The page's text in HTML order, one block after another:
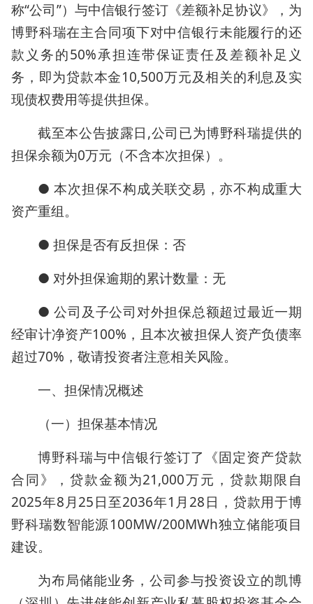
称“公司”）与中信银行签订《差额补足协议》，为
博野科瑞在主合同项下对中信银行未能履行的还
款义务的50%承担连带保证责任及差额补足义
务，即为贷款本金10,500万元及相关的利息及实
现债权费用等提供担保。
截至本公告披露日,公司已为博野科瑞提供的
担保余额为0万元（不含本次担保）。
● 本次担保不构成关联交易，亦不构成重大
资产重组。
● 担保是否有反担保：否
● 对外担保逾期的累计数量：无
● 公司及子公司对外担保总额超过最近一期
经审计净资产100%，且本次被担保人资产负债率
超过70%，敬请投资者注意相关风险。
一、担保情况概述
（一）担保基本情况
博野科瑞与中信银行签订了《固定资产贷款
合同》，贷款金额为21,000万元，贷款期限自
2025年8月25日至2036年1月28日，贷款用于博
野科瑞数智能源100MW/200MWh独立储能项目
建设。
为布局储能业务，公司参与投资设立的凯博